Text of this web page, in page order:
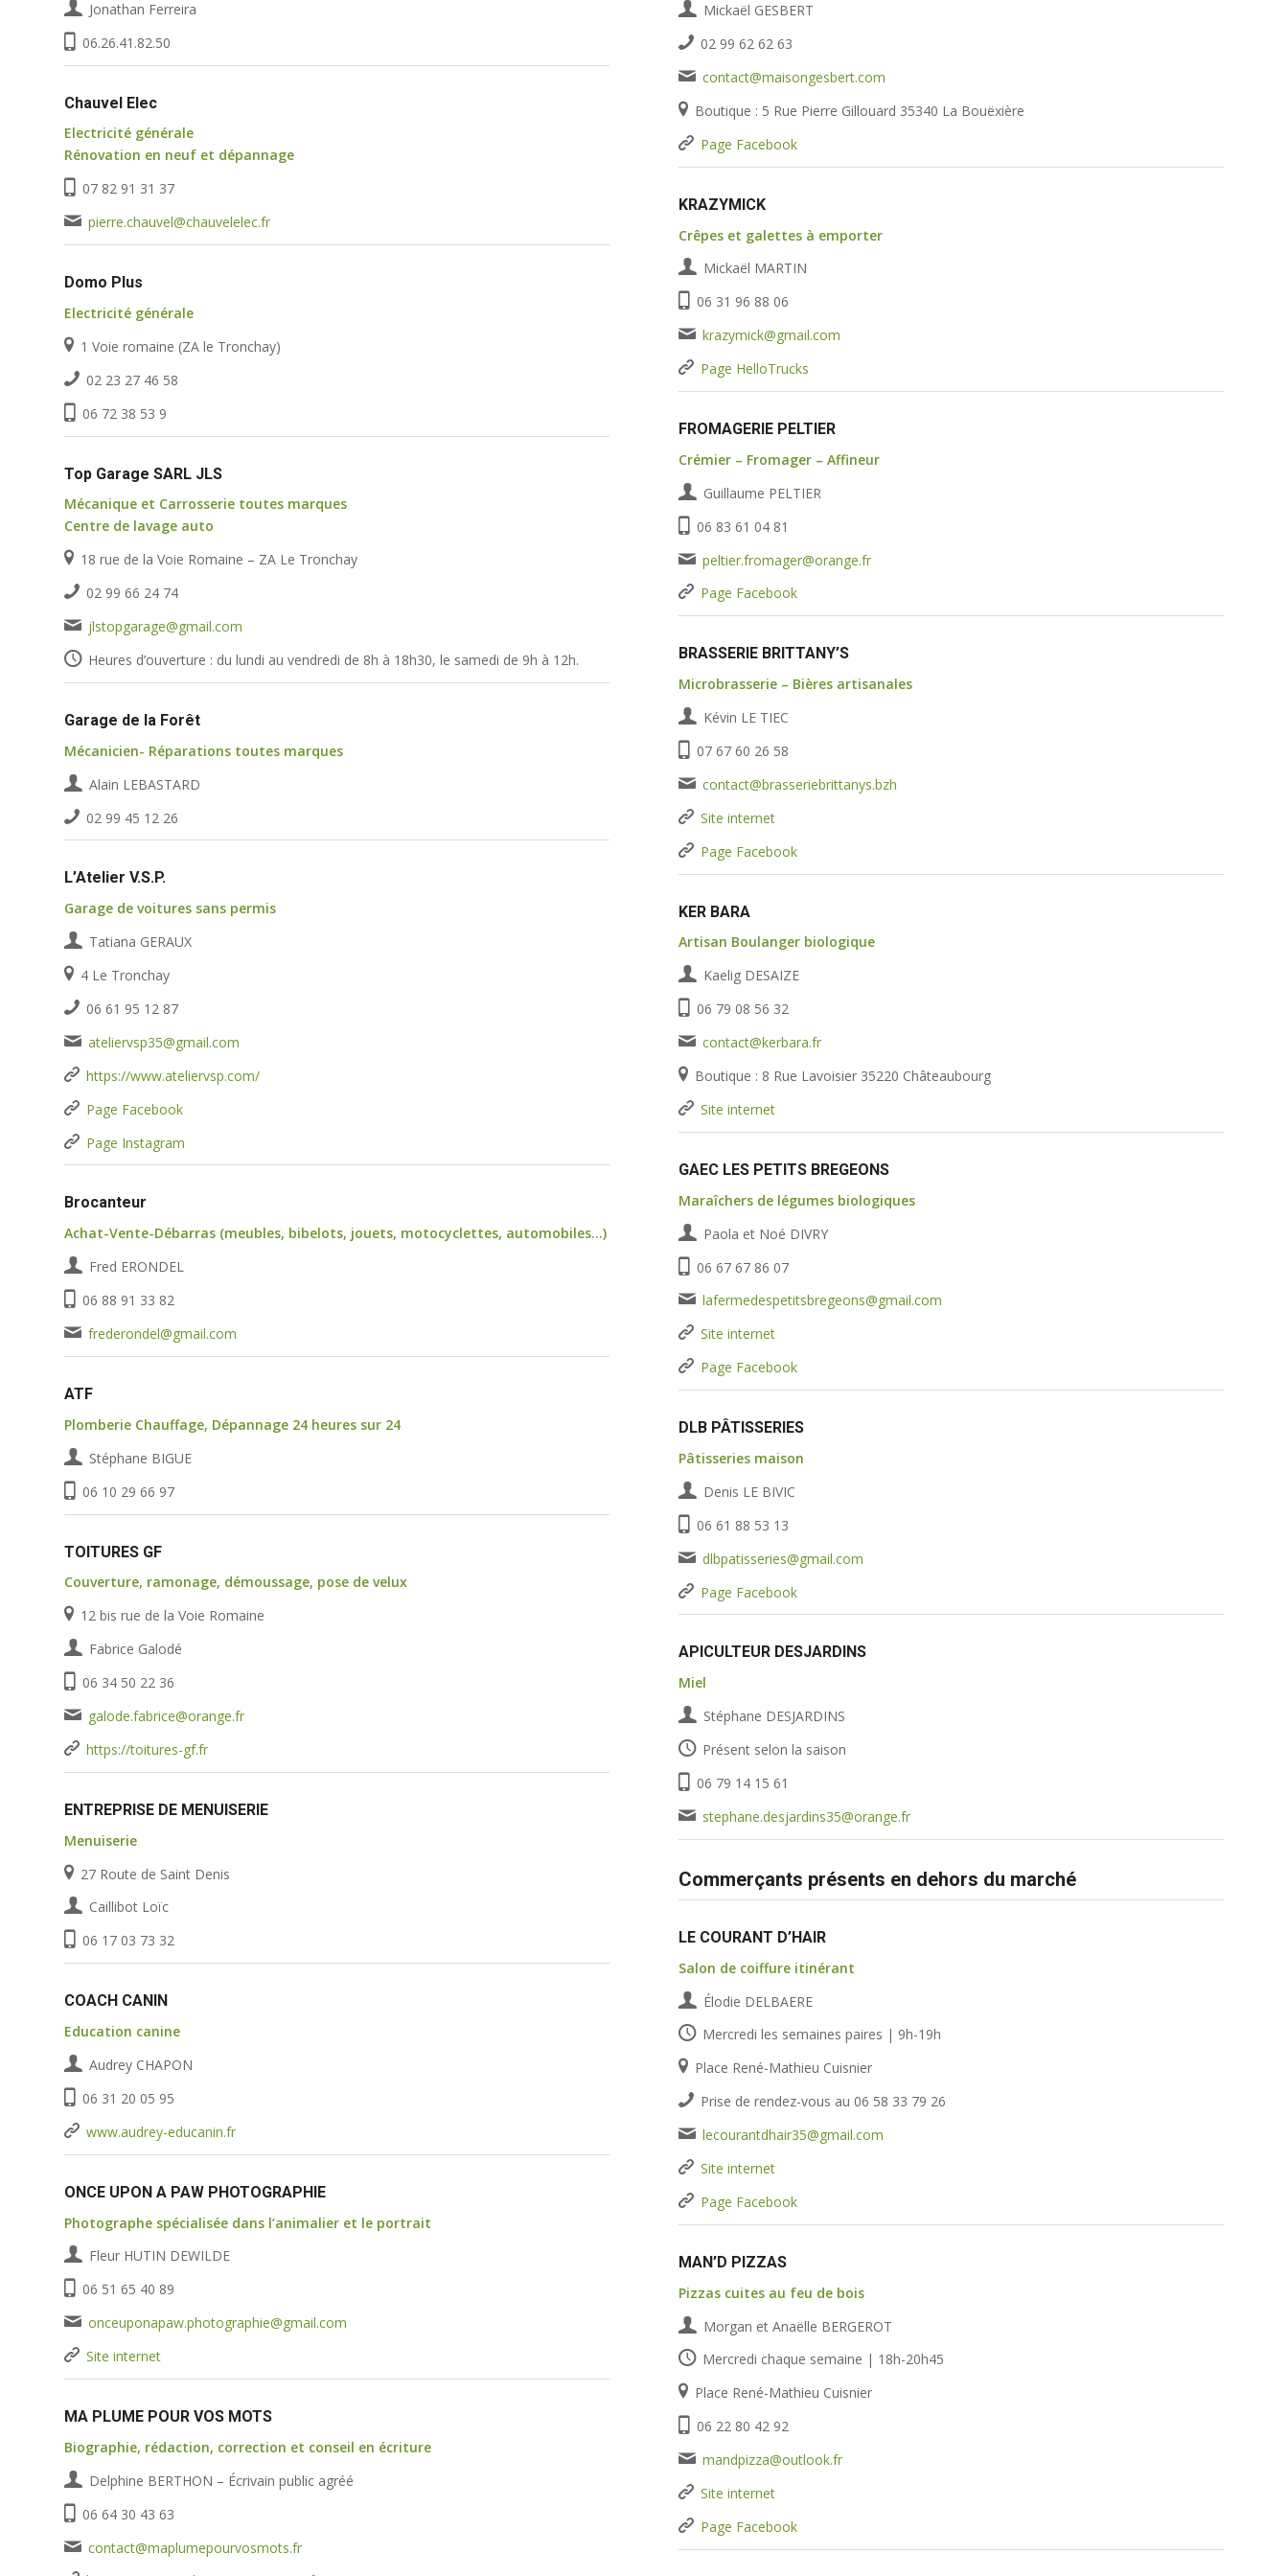
Jonathan Ferreira
06.26.41.82.50
Chauvel Elec
Electricité générale
Rénovation en neuf et dépannage
07 82 91 31 37
pierre.chauvel@chauvelelec.fr
Domo Plus
Electricité générale
1 Voie romaine (ZA le Tronchay)
02 23 27 46 58
06 72 38 53 9
Top Garage SARL JLS
Mécanique et Carrosserie toutes marques
Centre de lavage auto
18 rue de la Voie Romaine – ZA Le Tronchay
02 99 66 24 74
jlstopgarage@gmail.com
Heures d’ouverture : du lundi au vendredi de 8h à 18h30, le samedi de 9h à 12h.
Garage de la Forêt
Mécanicien- Réparations toutes marques
Alain LEBASTARD
02 99 45 12 26
L’Atelier V.S.P.
Garage de voitures sans permis
Tatiana GERAUX
4 Le Tronchay
06 61 95 12 87
ateliervsp35@gmail.com
https://www.ateliervsp.com/
Page Facebook
Page Instagram
Brocanteur
Achat-Vente-Débarras (meubles, bibelots, jouets, motocyclettes, automobiles…)
Fred ERONDEL
06 88 91 33 82
frederondel@gmail.com
ATF
Plomberie Chauffage, Dépannage 24 heures sur 24
Stéphane BIGUE
06 10 29 66 97
TOITURES GF
Couverture, ramonage, démoussage, pose de velux
12 bis rue de la Voie Romaine
Fabrice Galodé
06 34 50 22 36
galode.fabrice@orange.fr
https://toitures-gf.fr
ENTREPRISE DE MENUISERIE
Menuiserie
27 Route de Saint Denis
Caillibot Loïc
06 17 03 73 32
COACH CANIN
Education canine
Audrey CHAPON
06 31 20 05 95
www.audrey-educanin.fr
ONCE UPON A PAW PHOTOGRAPHIE
Photographe spécialisée dans l’animalier et le portrait
Fleur HUTIN DEWILDE
06 51 65 40 89
onceuponapaw.photographie@gmail.com
Site internet
MA PLUME POUR VOS MOTS
Biographie, rédaction, correction et conseil en écriture
Delphine BERTHON – Écrivain public agréé
06 64 30 43 63
contact@maplumepourvosmots.fr
Mickaël GESBERT
02 99 62 62 63
contact@maisongesbert.com
Boutique : 5 Rue Pierre Gillouard 35340 La Bouëxière
Page Facebook
KRAZYMICK
Crêpes et galettes à emporter
Mickaël MARTIN
06 31 96 88 06
krazymick@gmail.com
Page HelloTrucks
FROMAGERIE PELTIER
Crémier – Fromager – Affineur
Guillaume PELTIER
06 83 61 04 81
peltier.fromager@orange.fr
Page Facebook
BRASSERIE BRITTANY’S
Microbrasserie – Bières artisanales
Kévin LE TIEC
07 67 60 26 58
contact@brasseriebrittanys.bzh
Site internet
Page Facebook
KER BARA
Artisan Boulanger biologique
Kaelig DESAIZE
06 79 08 56 32
contact@kerbara.fr
Boutique : 8 Rue Lavoisier 35220 Châteaubourg
Site internet
GAEC LES PETITS BREGEONS
Maraîchers de légumes biologiques
Paola et Noé DIVRY
06 67 67 86 07
lafermedespetitsbregeons@gmail.com
Site internet
Page Facebook
DLB PÂTISSERIES
Pâtisseries maison
Denis LE BIVIC
06 61 88 53 13
dlbpatisseries@gmail.com
Page Facebook
APICULTEUR DESJARDINS
Miel
Stéphane DESJARDINS
Présent selon la saison
06 79 14 15 61
stephane.desjardins35@orange.fr
Commerçants présents en dehors du marché
LE COURANT D’HAIR
Salon de coiffure itinérant
Élodie DELBAERE
Mercredi les semaines paires | 9h-19h
Place René-Mathieu Cuisnier
Prise de rendez-vous au 06 58 33 79 26
lecourantdhair35@gmail.com
Site internet
Page Facebook
MAN’D PIZZAS
Pizzas cuites au feu de bois
Morgan et Anaëlle BERGEROT
Mercredi chaque semaine | 18h-20h45
Place René-Mathieu Cuisnier
06 22 80 42 92
mandpizza@outlook.fr
Site internet
Page Facebook